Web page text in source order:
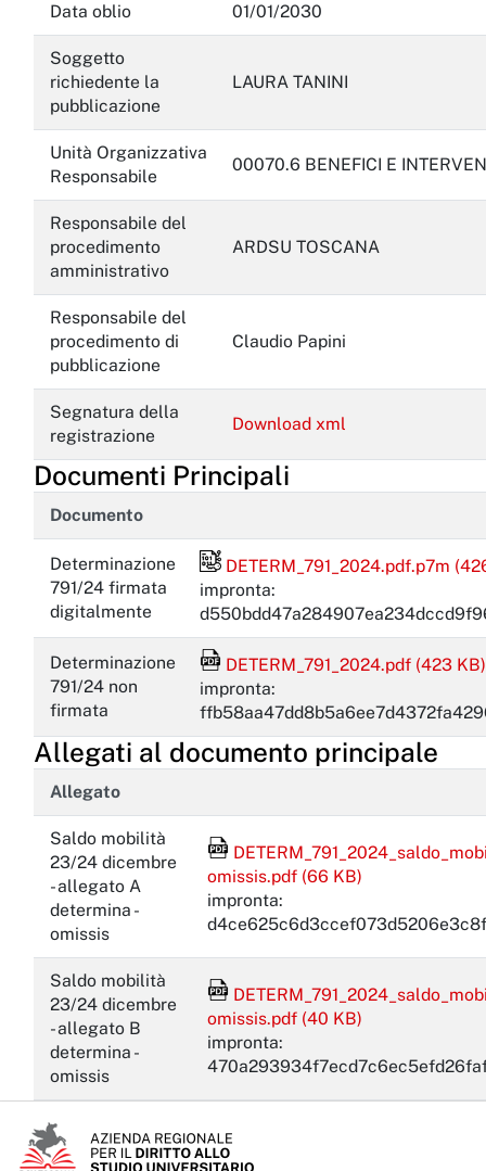
Data oblio 01/01/2030
Soggetto
richiedente la
pubblicazione
LAURA TANINI
Unità Organizzativa
Responsabile
00070.6 BENEFICI E
Responsabile del
procedimento
amministrativo
ARDSU TOSCANA
Responsabile del
procedimento di
pubblicazione
Claudio Papini
Segnatura della
registrazione
Download xml
Documenti Principali
Documento
Determinazione
791/24 firmata
digitalmente
File firmato digitalmente
DETERM_791_2024.pdf.p7m
impronta:
Determinazione
791/24 non
firmata
File Acrobat Reader
DETERM_791_2024.pdf (423 KB)
impronta:
Allegati al documento principale
Allegato
Saldo mobilità
23/24 dicembre
- allegato A
determina -
omissis
File Acrobat Reader
omissis.pdf (66 KB)
impronta:
Saldo mobilità
23/24 dicembre
- allegato B
determina -
omissis
File Acrobat Reader
omissis.pdf (40 KB)
impronta: